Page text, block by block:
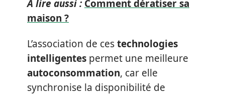
A lire aussi : Comment dératiser sa
maison ?
L’association de cestechnologies
intelligentes permet une meilleure
autoconsommation, car elle
synchronise la disponibilité de